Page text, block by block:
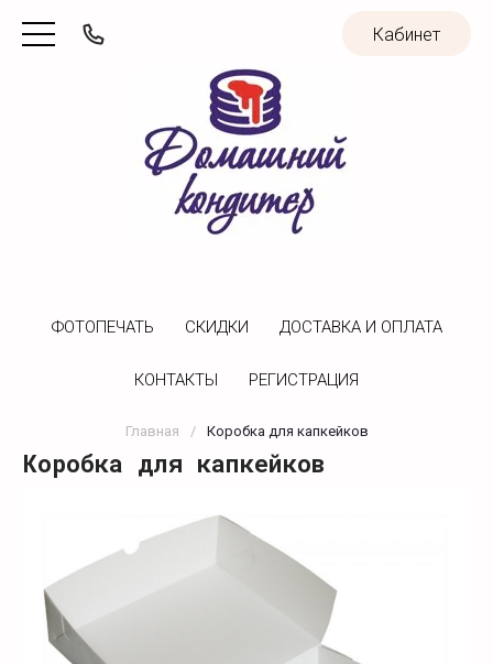
Кабинет
ФОТОПЕЧАТЬ CКИДКИ ДОСТАВКА И ОПЛАТА
КОНТАКТЫ РЕГИСТРАЦИЯ
Главная / Коробка для капкейков
Коробка для капкейков